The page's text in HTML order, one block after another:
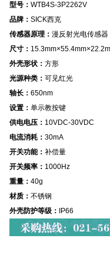
型号： WTB4S-3P2262V
品牌： SICK西克
传感器原理： 漫反射光电传感器
尺寸：
外壳形状： 方形
光源种类： 可见红光
轴长： 650nm
设置： 单示教按键
供电电压： 10VDC-30VDC
电流消耗： 30mA
开关功能： 补偿量
开关频率： 1000Hz
重量： 40g
材质： 不锈钢
外壳防护等级：
IP66